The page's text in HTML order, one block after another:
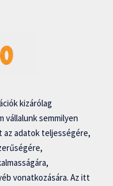
kizárólag
vállalunk semmilyen
adatok teljességére,
vonatkozására. Az itt